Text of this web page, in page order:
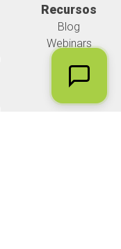
Recursos
Blog
Webinars